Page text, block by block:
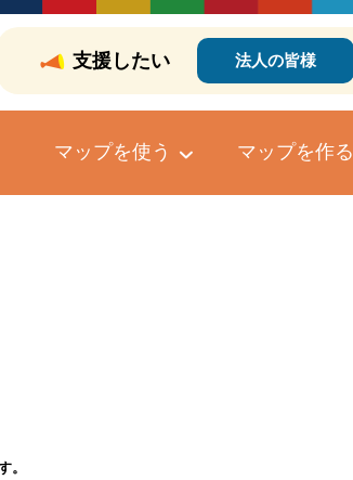
支援したい 法人の皆様
マップを使う マップを作る
。